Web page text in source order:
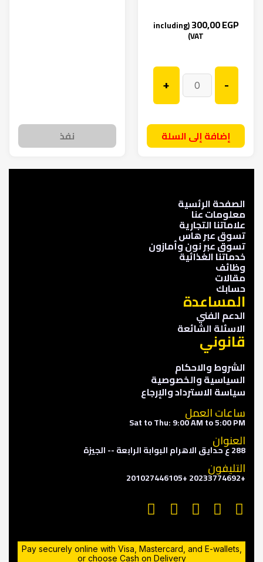
300,00EGP
(including
VAT)
-
+
إضافة إلى السلة نفذ
الصفحة الرئسية
معلومات عنا
علاماتنا التجارية
تسوق عبر هاس
تسوق عبر نون وأمازون
خدماتنا الغذائية
وظائف
مقالات
حسابك
المساعدة
الدعم الفني
الاسئلة الشائعة
قانوني
الشروط والاحكام
السياسية والخصوصية
سياسة الاسترداد والإرجاع
ساعات العمل
Sat to Thu: 9:00 AM to 5:00 PM
العنوان
288 ع حدايق الاهرام البوابة الرابعة -- الجيزة
التليفون
+20233774692 +201027446105
Pay securely online with Visa, Mastercard, and E-wallets,
or choose Cash on Delivery